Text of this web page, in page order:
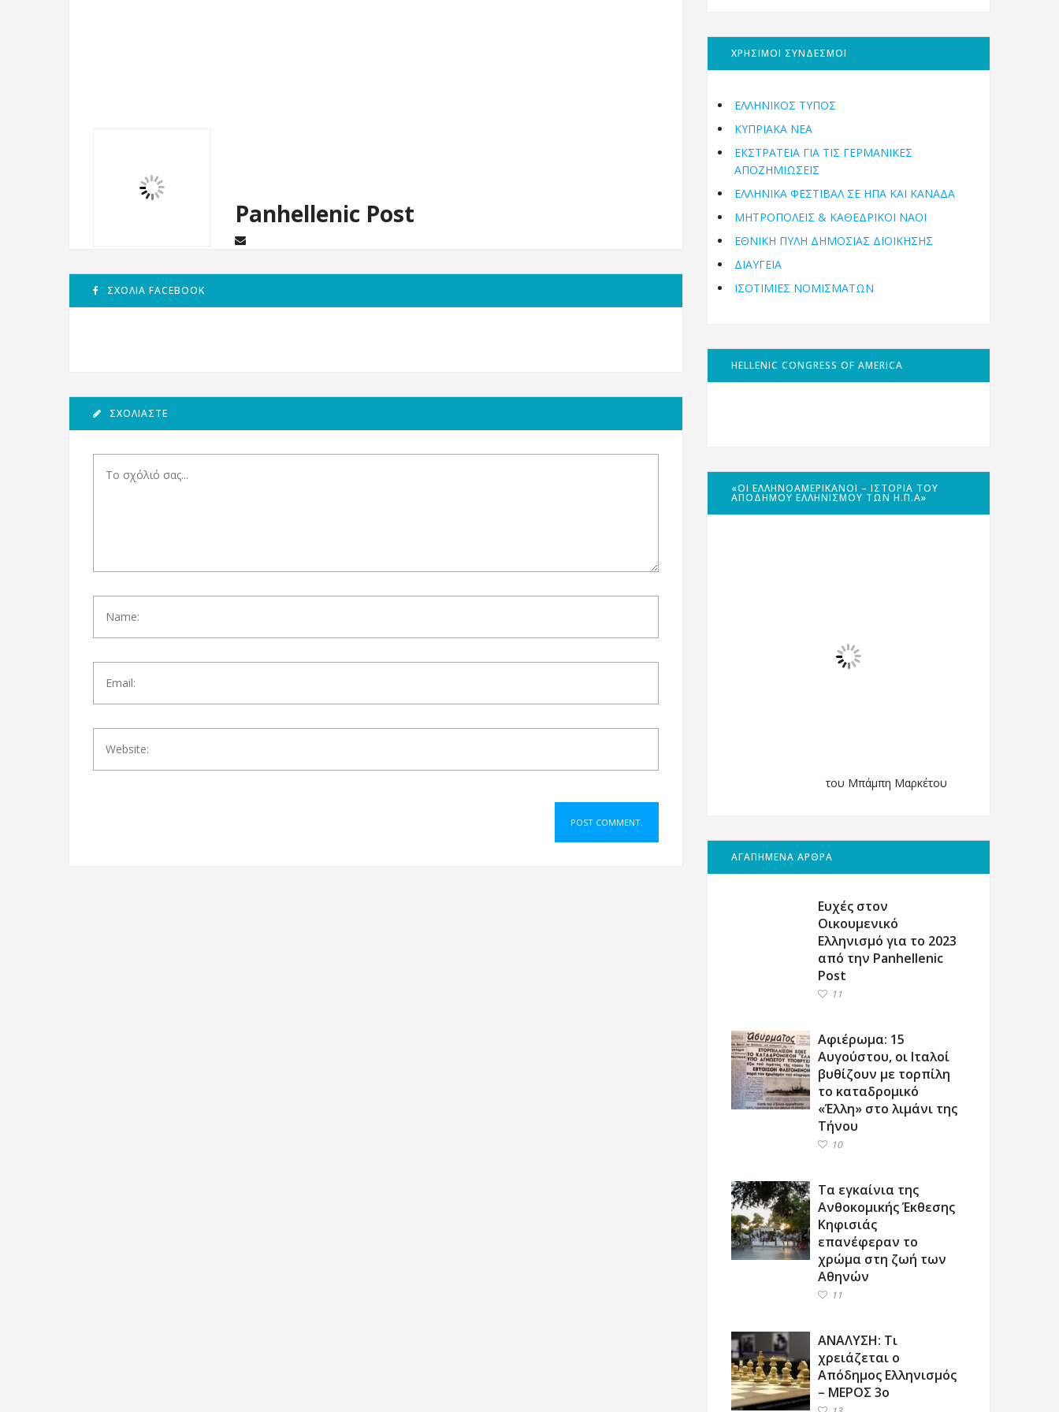
Panhellenic Post
ΣΧΌΛΙΑ FACEBOOK
ΣΧΟΛΙΆΣΤΕ
ΧΡΗΣΙΜΟΙ ΣΥΝΔΕΣΜΟΙ
ΕΛΛΗΝΙΚΟΣ ΤΥΠΟΣ
ΚΥΠΡΙΑΚΑ ΝΕΑ
ΕΚΣΤΡΑΤΕΙΑ ΓΙΑ ΤΙΣ ΓΕΡΜΑΝΙΚΕΣ
ΑΠΟΖΗΜΙΩΣΕΙΣ
ΕΛΛΗΝΙΚΆ ΦΕΣΤΙΒΆΛ ΣΕ ΗΠΑ ΚΑΙ ΚΑΝΑΔΑ
ΜΗΤΡΟΠΌΛΕΙΣ & ΚΑΘΕΔΡΙΚΟΊ ΝΑΟΊ
ΕΘΝΙΚΉ ΠΎΛΗ ΔΗΜΌΣΙΑΣ ΔΙΟΊΚΗΣΗΣ
ΔΙΑΥΓΕΙΑ
ΙΣΟΤΙΜΙΕΣ ΝΟΜΙΣΜΑΤΩΝ
HELLENIC CONGRESS OF AMERICA
«ΟΙ ΕΛΛΗΝΟΑΜΕΡΙΚΑΝΟΊ – ΙΣΤΟΡΊΑ ΤΟΥ
ΑΠΌΔΗΜΟΥ ΕΛΛΗΝΙΣΜΟΎ ΤΩΝ Η.Π.Α»
του Μπάμπη Μαρκέτου
ΑΓΑΠΗΜΕΝΑ ΑΡΘΡΑ
Ευχές στον
Οικουμενικό
Ελληνισμό για το 2023
από την Panhellenic
Post
11
Αφιέρωμα: 15
Αυγούστου, οι Ιταλοί
βυθίζουν με τορπίλη
το καταδρομικό
«Έλλη» στο λιμάνι της
Τήνου
10
Τα εγκαίνια της
Ανθοκομικής Έκθεσης
Κηφισιάς
επανέφεραν το
χρώμα στη ζωή των
Αθηνών
11
ΑΝΑΛΥΣΗ: Τι
χρειάζεται ο
Απόδημος Ελληνισμός
– ΜΕΡΟΣ 3ο